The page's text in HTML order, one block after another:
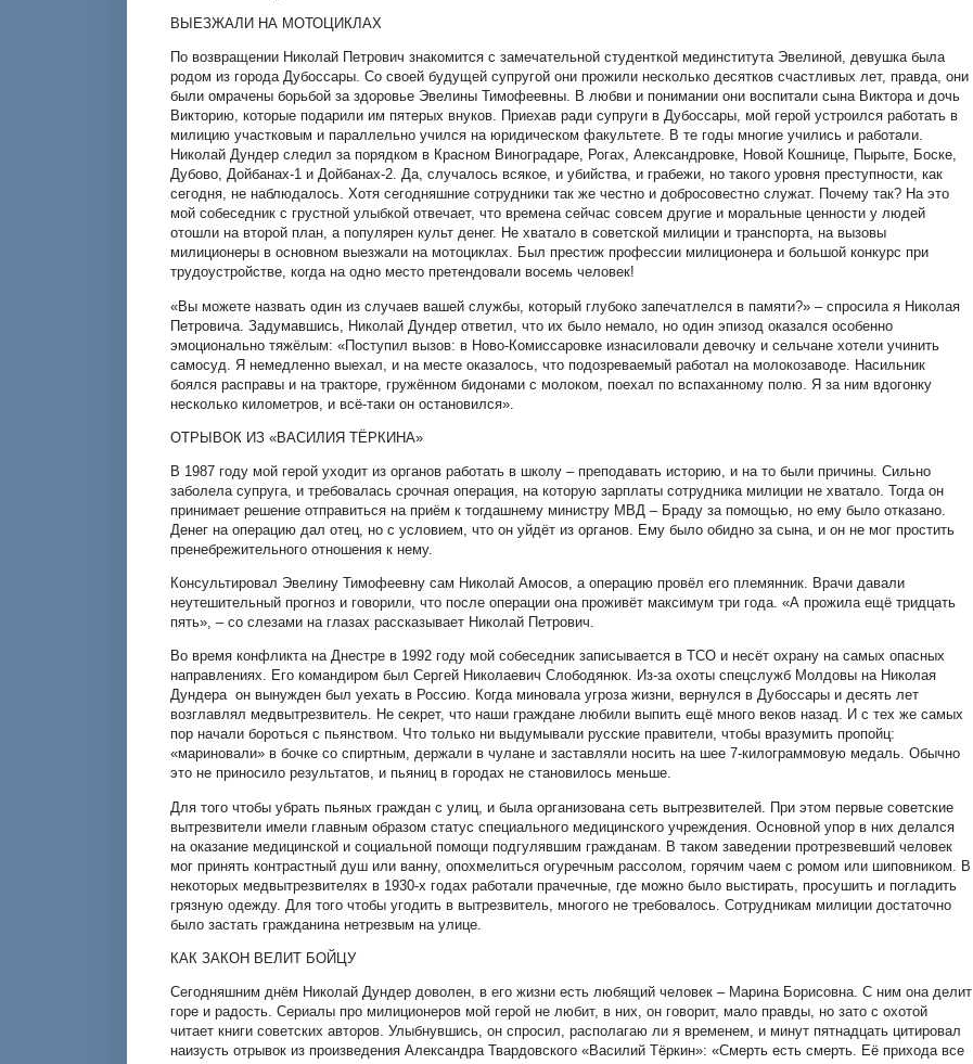
ВЫЕЗЖАЛИ НА МОТОЦИКЛАХ
По возвращении Николай Петрович знакомится с замечательной студенткой мединститута Эвелиной, девушка была
родом из города Дубоссары. Со своей будущей супругой они прожили несколько десятков счастливых лет, правда, они
были омрачены борьбой за здоровье Эвелины Тимофеевны. В любви и понимании они воспитали сына Виктора и дочь
Викторию, которые подарили им пятерых внуков. Приехав ради супруги в Дубоссары, мой герой устроился работать в
милицию участковым и параллельно учился на юридическом факультете. В те годы многие учились и работали.
Николай Дундер следил за порядком в Красном Виноградаре, Рогах, Александровке, Новой Кошнице, Пырыте, Боске,
Дубово, Дойбанах-1 и Дойбанах-2. Да, случалось всякое, и убийства, и грабежи, но такого уровня преступности, как
сегодня, не наблюдалось. Хотя сегодняшние сотрудники так же честно и добросовестно служат. Почему так? На это
мой собеседник с грустной улыбкой отвечает, что времена сейчас совсем другие и моральные ценности у людей
отошли на второй план, а популярен культ денег. Не хватало в советской милиции и транспорта, на вызовы
милиционеры в основном выезжали на мотоциклах. Был престиж профессии милиционера и большой конкурс при
трудоустройстве, когда на одно место претендовали восемь человек!
«Вы можете назвать один из случаев вашей службы, который глубоко запечатлелся в памяти?» – спросила я Николая
Петровича. Задумавшись, Николай Дундер ответил, что их было немало, но один эпизод оказался особенно
эмоционально тяжёлым: «Поступил вызов: в Ново-Комиссаровке изнасиловали девочку и сельчане хотели учинить
самосуд. Я немедленно выехал, и на месте оказалось, что подозреваемый работал на молокозаводе. Насильник
боялся расправы и на тракторе, гружённом бидонами с молоком, поехал по вспаханному полю. Я за ним вдогонку
несколько километров, и всё-таки он остановился».
ОТРЫВОК ИЗ «ВАСИЛИЯ ТЁРКИНА»
В 1987 году мой герой уходит из органов работать в школу – преподавать историю, и на то были причины. Сильно
заболела супруга, и требовалась срочная операция, на которую зарплаты сотрудника милиции не хватало. Тогда он
принимает решение отправиться на приём к тогдашнему министру МВД – Браду за помощью, но ему было отказано.
Денег на операцию дал отец, но с условием, что он уйдёт из органов. Ему было обидно за сына, и он не мог простить
пренебрежительного отношения к нему.
Консультировал Эвелину Тимофеевну сам Николай Амосов, а операцию провёл его племянник. Врачи давали
неутешительный прогноз и говорили, что после операции она проживёт максимум три года. «А прожила ещё тридцать
пять», – со слезами на глазах рассказывает Николай Петрович.
Во время конфликта на Днестре в 1992 году мой собеседник записывается в ТСО и несёт охрану на самых опасных
направлениях. Его командиром был Сергей Николаевич Слободянюк. Из-за охоты спецслужб Молдовы на Николая
Дундера он вынужден был уехать в Россию. Когда миновала угроза жизни, вернулся в Дубоссары и десять лет
возглавлял медвытрезвитель. Не секрет, что наши граждане любили выпить ещё много веков назад. И с тех же самых
пор начали бороться с пьянством. Что только ни выдумывали русские правители, чтобы вразумить пропойц:
«мариновали» в бочке со спиртным, держали в чулане и заставляли носить на шее 7-килограммовую медаль. Обычно
это не приносило результатов, и пьяниц в городах не становилось меньше.
Для того чтобы убрать пьяных граждан с улиц, и была организована сеть вытрезвителей. При этом первые советские
вытрезвители имели главным образом статус специального медицинского учреждения. Основной упор в них делался
на оказание медицинской и социальной помощи подгулявшим гражданам. В таком заведении протрезвевший человек
мог принять контрастный душ или ванну, опохмелиться огуречным рассолом, горячим чаем с ромом или шиповником. В
некоторых медвытрезвителях в 1930-х годах работали прачечные, где можно было выстирать, просушить и погладить
грязную одежду. Для того чтобы угодить в вытрезвитель, многого не требовалось. Сотрудникам милиции достаточно
было застать гражданина нетрезвым на улице.
КАК ЗАКОН ВЕЛИТ БОЙЦУ
Сегодняшним днём Николай Дундер доволен, в его жизни есть любящий человек – Марина Борисовна. С ним она делит
горе и радость. Сериалы про милиционеров мой герой не любит, в них, он говорит, мало правды, но зато с охотой
читает книги советских авторов. Улыбнувшись, он спросил, располагаю ли я временем, и минут пятнадцать цитировал
наизусть отрывок из произведения Александра Твардовского «Василий Тёркин»: «Смерть есть смерть. Её прихода все